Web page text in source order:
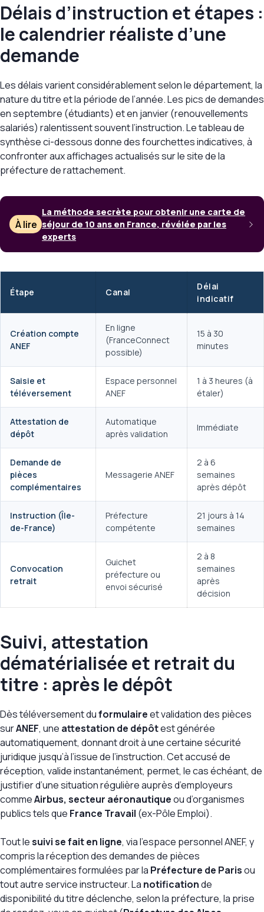
Délais d’instruction et étapes :
le calendrier réaliste d’une
demande
Les délais varient considérablement selon le département, la
nature du titre et la période de l’année. Les pics de demandes
en septembre (étudiants) et en janvier (renouvellements
salariés) ralentissent souvent l’instruction. Le tableau de
synthèse ci-dessous donne des fourchettes indicatives, à
confronter aux affichages actualisés sur le site de la
préfecture de rattachement.
À lire
La méthode secrète pour obtenir une carte de
séjour de 10 ans en France, révélée par les
experts
Étape Canal
Délai
indicatif
Création compte
ANEF
En ligne
(FranceConnect
possible)
15 à 30
minutes
Saisie et
téléversement
Espace personnel
ANEF
1 à 3 heures (à
étaler)
Attestation de
dépôt
Automatique
après validation
Immédiate
Demande de
pièces
complémentaires
Messagerie ANEF
2 à 6
semaines
après dépôt
Instruction (Île-
de-France)
Préfecture
compétente
21 jours à 14
semaines
Convocation
retrait
Guichet
préfecture ou
envoi sécurisé
2 à 8
semaines
après
décision
Suivi, attestation
dématérialisée et retrait du
titre : après le dépôt
Dès téléversement duformulaireet validation des pièces
surANEF, une attestation de dépôtest générée
automatiquement, donnant droit à une certaine sécurité
juridique jusqu’à l’issue de l’instruction. Cet accusé de
réception, valide instantanément, permet, le cas échéant, de
justifier d’une situation régulière auprès d’employeurs
commeAirbus, secteur aéronautiqueou d’organismes
publics tels que France Travail (ex-Pôle Emploi).
Tout lesuivi se fait en ligne, via l’espace personnel ANEF, y
compris la réception des demandes de pièces
complémentaires formulées par la Préfecture de Parisou
tout autre service instructeur. La notificationde
disponibilité du titre déclenche, selon la préfecture, la prise